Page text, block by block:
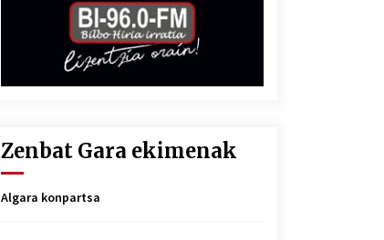
Zenbat Gara ekimenak
Algara konpartsa